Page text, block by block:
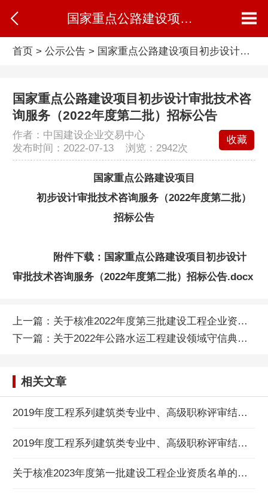
国家重点公路建设项目初步设计审批技术咨询服务（2022年度第二批）招标公告
首页> 公示公告> 国家重点公路建设项目初步设计审批技术咨询服务（2022年度第二批）招标公告
国家重点公路建设项目初步设计审批技术咨
询服务（2022年度第二批）招标公告
作者：中国建设企业交易中心
发布时间：2022-07-13 浏览： 2942次
收藏
国家重点公路建设项目
初步设计审批技术咨询服务（2022年度第二批）
招标公告
附件下载： 国家重点公路建设项目初步设计
审批技术咨询服务（2022年度第二批）招标公告.docx
上一篇： 关于核准2022年度第三批建设工程企业资质名单的公告
下一篇： 关于2022年公路水运工程建设领域守信典型企业目录的公示
相关文章
2019年度工程系列建筑类专业中、高级职称评审结果公示
2019年度工程系列建筑类专业中、高级职称评审结果公示
关于核准2023年度第一批建设工程企业资质名单的公告